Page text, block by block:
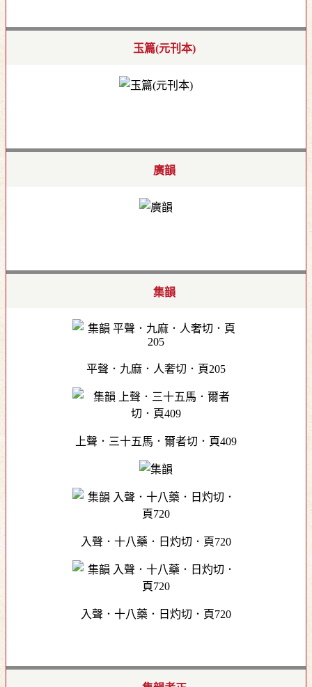
玉篇(元刊本)
廣韻
集韻
平聲．九麻．人奢切．頁205
上聲．三十五馬．爾者切．頁409
入聲．十八藥．日灼切．頁720
入聲．十八藥．日灼切．頁720